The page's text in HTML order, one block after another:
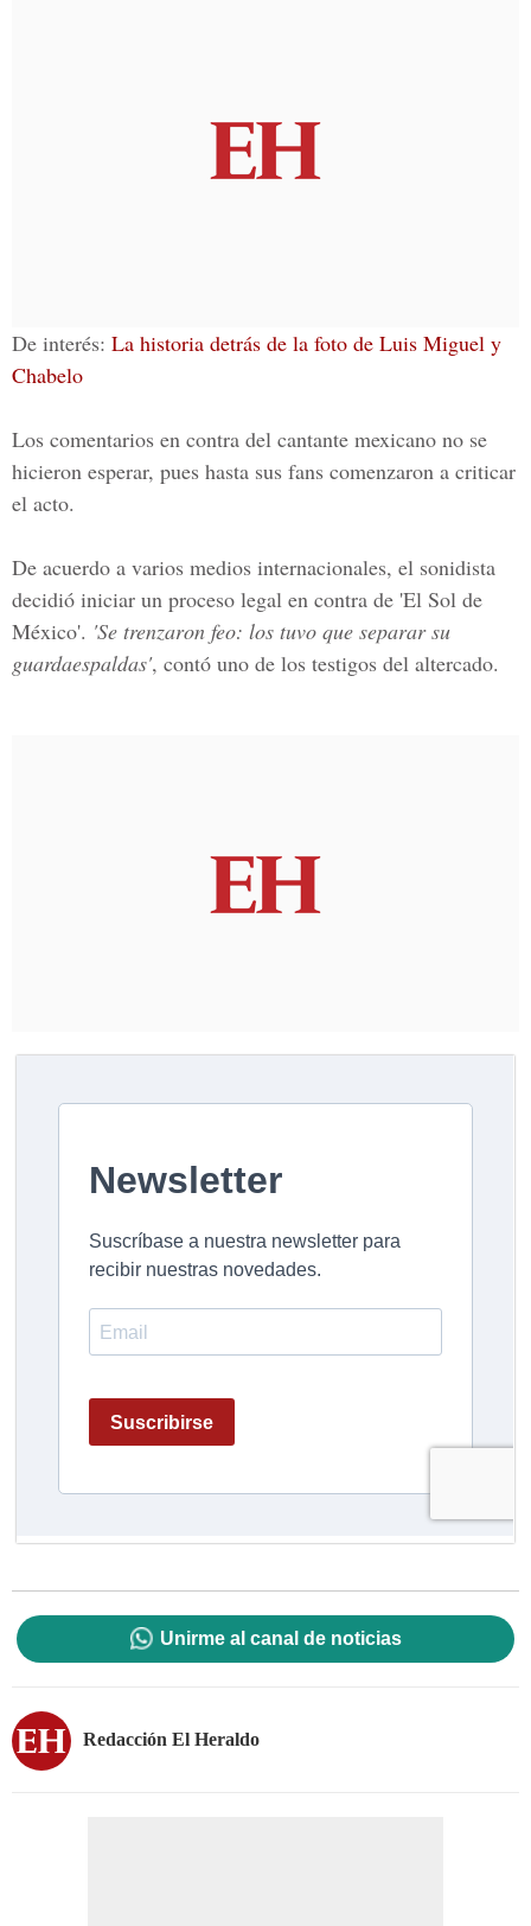
De interés: La historia detrás de la foto de Luis Miguel y
Chabelo
Los comentarios en contra del cantante mexicano no se
hicieron esperar, pues hasta sus fans comenzaron a criticar
el acto.
De acuerdo a varios medios internacionales, el sonidista
decidió iniciar un proceso legal en contra de 'El Sol de
México'. 'Se trenzaron feo: los tuvo que separar su
guardaespaldas', contó uno de los testigos del altercado.
Unirme al canal de noticias
Redacción El Heraldo